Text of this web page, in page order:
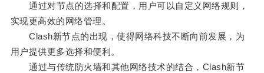
通过对节点的选择和配置，用户可以自定义网络规则，
实现更高效的网络管理。
Clash新节点的出现，使得网络科技不断向前发展，为
用户提供更多选择和便利。
通过与传统防火墙和其他网络技术的结合，Clash新节